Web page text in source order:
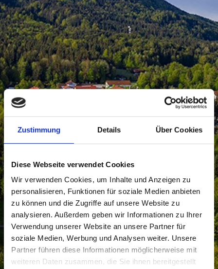
Zustimmung Details Über Cookies
Diese Webseite verwendet Cookies
Wir verwenden Cookies, um Inhalte und Anzeigen zu
personalisieren, Funktionen für soziale Medien anbieten
zu können und die Zugriffe auf unsere Website zu
analysieren. Außerdem geben wir Informationen zu Ihrer
Verwendung unserer Website an unsere Partner für
soziale Medien, Werbung und Analysen weiter. Unsere
Partner führen diese Informationen möglicherweise mit
weiteren Daten zusammen, die Sie ihnen bereitgestellt